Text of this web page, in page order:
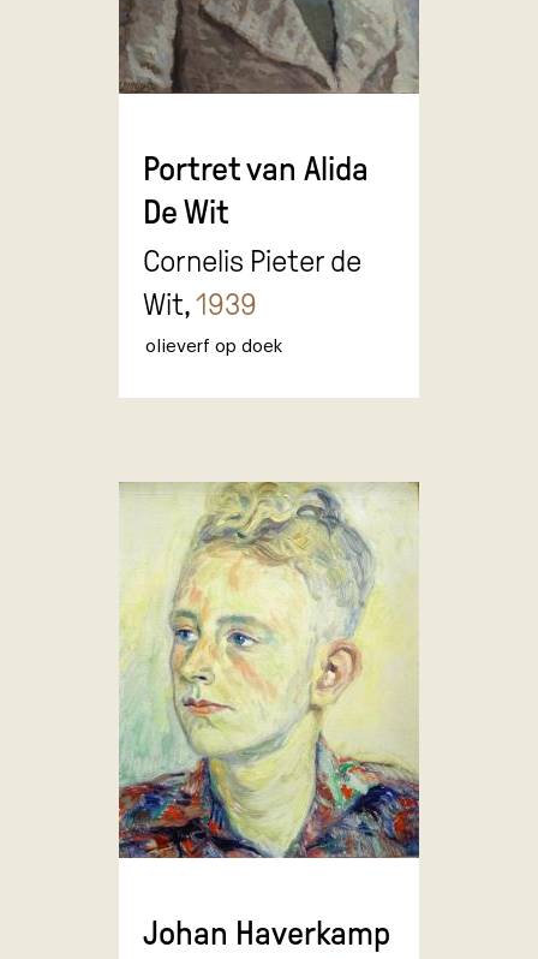
Portret van Alida
De Wit
Cornelis Pieter de
Wit,1939
olieverf op doek
Johan Haverkamp